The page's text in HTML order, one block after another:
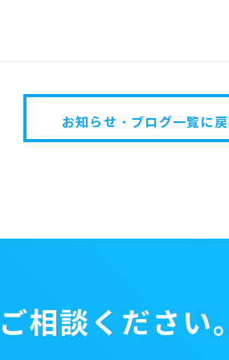
お知らせ・ブログ一覧に
ご相談ください